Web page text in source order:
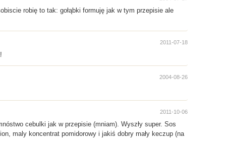
robię to tak: gołąbki formuję jak w tym przepisie ale
2011-07-18
2004-08-26
2011-10-06
cebulki jak w przepisie (mniam). Wyszły super. Sos
maly koncentrat pomidorowy i jakiś dobry mały keczup (na